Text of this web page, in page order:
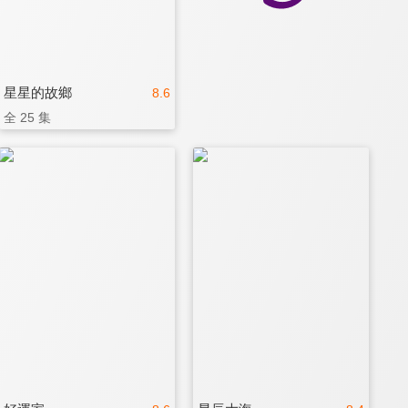
8.6
星星的故鄉
全 25 集